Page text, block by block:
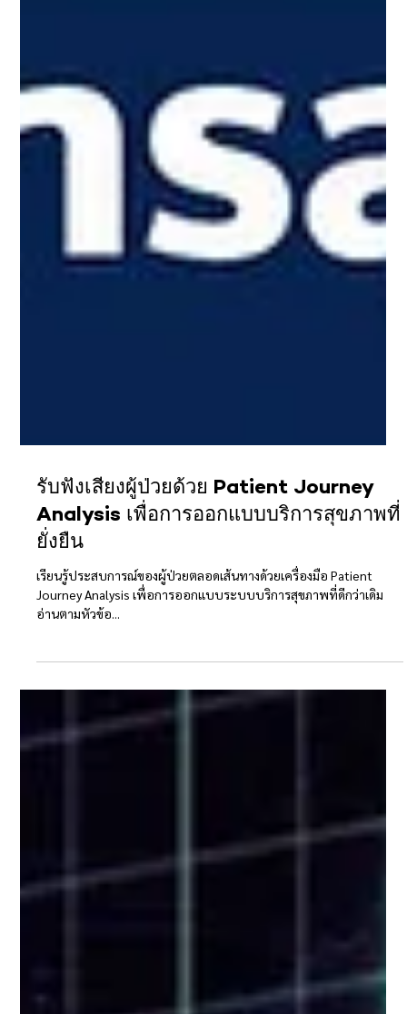
รับฟังเสียงผู้ป่วยด้วย Patient Journey
ยั่งยืน
เรียนรู้ประสบการณ์ของผู้ป่วยตลอดเส้นทางด้วยเครื่องมือ Patient
Journey Analysis เพื่อการออกแบบระบบบริการสุขภาพที่ดีกว่าเดิม
อ่านตามหัวข้อ...